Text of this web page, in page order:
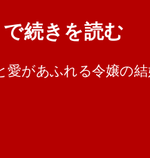
続きを読む
があふれる令嬢の結